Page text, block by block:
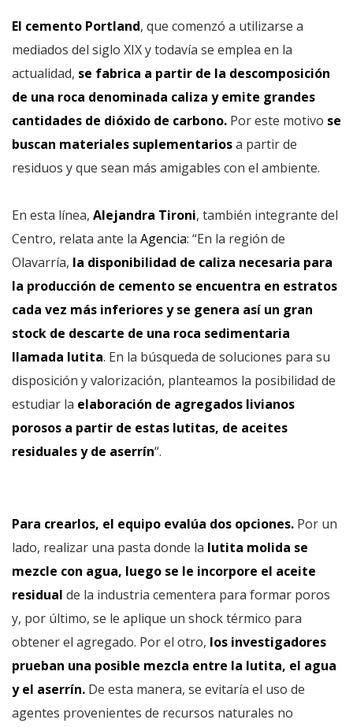
El cemento Portland, que comenzó a utilizarse a
mediados del siglo XIX y todavía se emplea en la
actualidad, se fabrica a partir de la descomposición
de una roca denominada caliza y emite grandes
cantidades de dióxido de carbono. Por este motivo se
buscan materiales suplementariosa partir de
residuos y que sean más amigables con el ambiente.
En esta línea, Alejandra Tironi, también integrante del
Centro, relata ante la Agencia: “En la región de
Olavarría, la disponibilidad de caliza necesaria para
la producción de cemento se encuentra en estratos
cada vez más inferiores y se genera así un gran
stock de descarte de una roca sedimentaria
llamada lutita. En la búsqueda de soluciones para su
disposición y valorización, planteamos la posibilidad de
estudiar la elaboración de agregados livianos
porosos a partir de estas lutitas, de aceites
residuales y de aserrín“.
Para crearlos, el equipo evalúa dos opciones. Por un
lado, realizar una pasta donde la lutita molida se
mezcle con agua, luego se le incorpore el aceite
residual de la industria cementera para formar poros
y, por último, se le aplique un shock térmico para
obtener el agregado. Por el otro, los investigadores
prueban una posible mezcla entre la lutita, el agua
y el aserrín. De esta manera, se evitaría el uso de
agentes provenientes de recursos naturales no